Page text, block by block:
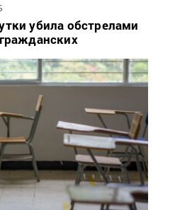
убила обстрелами